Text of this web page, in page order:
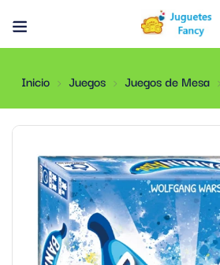
Inicio Juegos Juegos de Mesa